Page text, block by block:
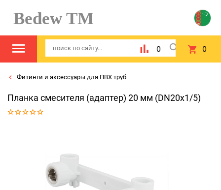
Bedew TM
0 0
Фитинги и аксессуары для ПВХ труб
Планка смесителя (адаптер) 20 мм (DN20x1/5)